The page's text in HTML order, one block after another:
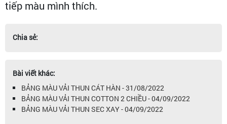
tiếp màu mình thích.
Chia sẻ:
Bài viết khác:
BẢNG MÀU VẢI THUN CÁT HÀN - 31/08/2022
BẢNG MÀU VẢI THUN COTTON 2 CHIỀU - 04/09/2022
BẢNG MÀU VẢI THUN SEC XAY - 04/09/2022